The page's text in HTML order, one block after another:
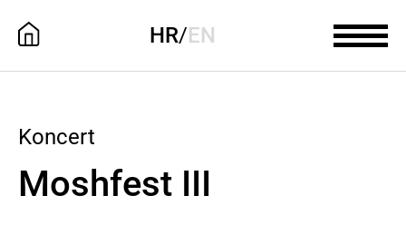
HR/EN
Koncert
Moshfest III